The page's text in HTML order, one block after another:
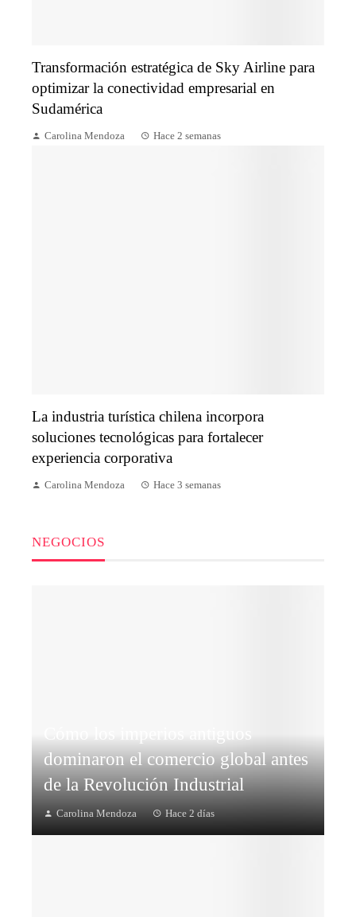
Transformación estratégica de Sky Airline para
optimizar la conectividad empresarial en
Sudamérica
Carolina Mendoza Hace 2 semanas
La industria turística chilena incorpora
soluciones tecnológicas para fortalecer
experiencia corporativa
Carolina Mendoza Hace 3 semanas
NEGOCIOS
Cómo los imperios antiguos
dominaron el comercio global antes
de la Revolución Industrial
Carolina Mendoza Hace 2 días